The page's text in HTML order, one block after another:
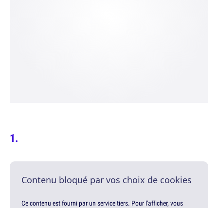
Contenu bloqué par vos choix de cookies
Ce contenu est fourni par un service tiers. Pour l'afficher, vous